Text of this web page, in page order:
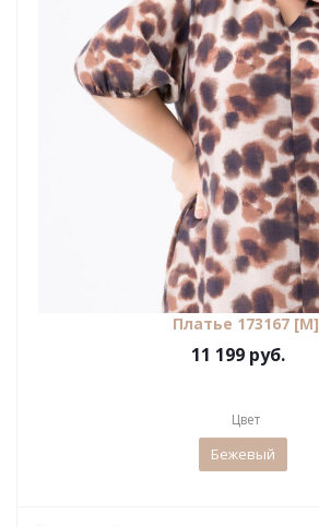
Платье 173167 [М]
11 199 руб.
Цвет
Бежевый